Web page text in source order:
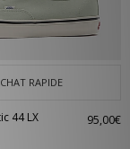
RAPIDE
44 LX 95,00€